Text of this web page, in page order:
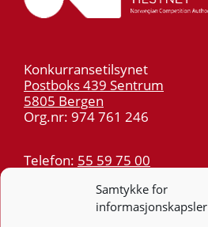
Samtykke for
informasjonskapsler
Konkurransetilsynet
Postboks 439 Sentrum
5805 Bergen
Org.nr: 974 761 246
Telefon: 55 59 75 00
Nyhetsvarsel >>